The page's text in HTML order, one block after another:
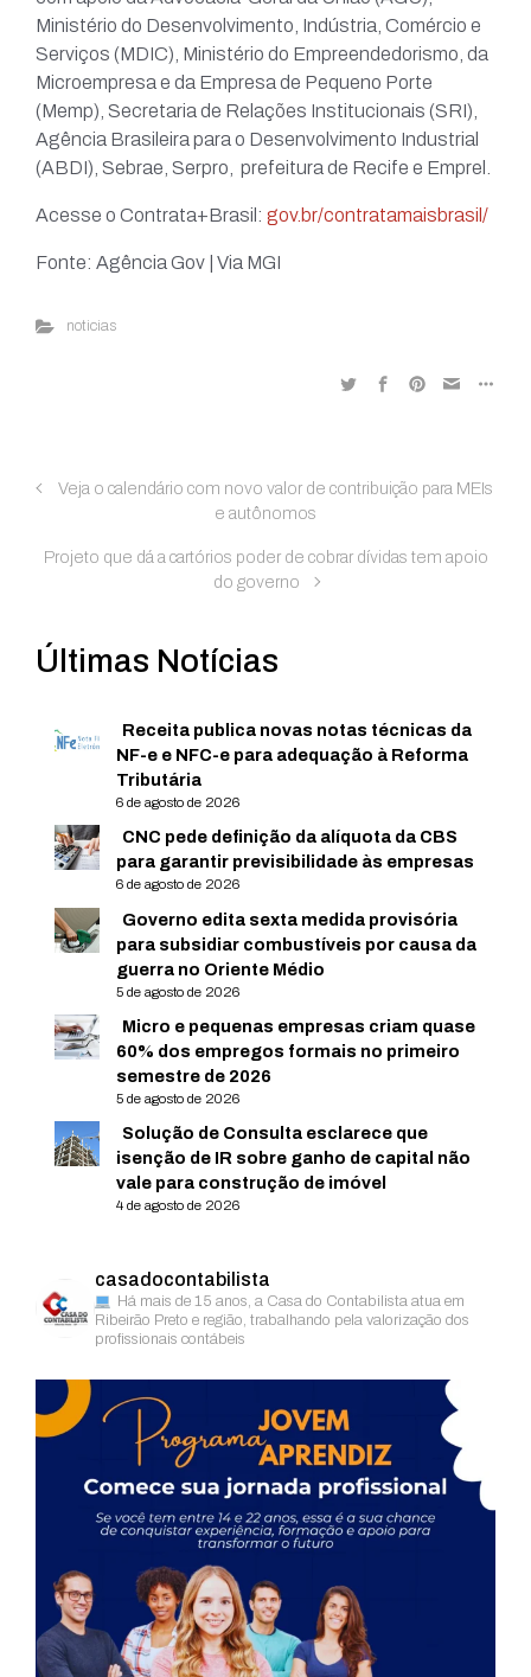
Ministério do Desenvolvimento, Indústria, Comércio e
Serviços (MDIC), Ministério do Empreendedorismo, da
Microempresa e da Empresa de Pequeno Porte
(Memp), Secretaria de Relações Institucionais (SRI),
Agência Brasileira para o Desenvolvimento Industrial
(ABDI), Sebrae, Serpro, prefeitura de Recife e Emprel.
Acesse o Contrata+Brasil: gov.br/contratamaisbrasil/
Fonte: Agência Gov | Via MGI
noticias
Veja o calendário com novo valor de contribuição para MEIs
e autônomos
Projeto que dá a cartórios poder de cobrar dívidas tem apoio
do governo
Últimas Notícias
Receita publica novas notas técnicas da
NF-e e NFC-e para adequação à Reforma
Tributária
6 de agosto de 2026
CNC pede definição da alíquota da CBS
para garantir previsibilidade às empresas
6 de agosto de 2026
Governo edita sexta medida provisória
para subsidiar combustíveis por causa da
guerra no Oriente Médio
5 de agosto de 2026
Micro e pequenas empresas criam quase
60% dos empregos formais no primeiro
semestre de 2026
5 de agosto de 2026
Solução de Consulta esclarece que
isenção de IR sobre ganho de capital não
vale para construção de imóvel
4 de agosto de 2026
casadocontabilista
Há mais de 15 anos, a Casa do Contabilista atua em
Ribeirão Preto e região, trabalhando pela valorização dos
profissionais contábeis